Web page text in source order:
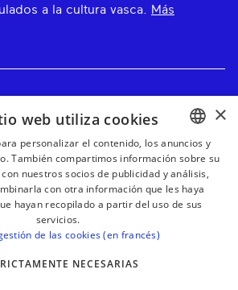
a la cultura vasca. Más
BOLETINES!
Suscribirse
BASQUE
FRENCH
×
web utiliza cookies
personalizar el contenido, los anuncios y
También compartimos información sobre su
nuestros socios de publicidad y análisis,
con otra información que les haya
hayan recopilado a partir del uso de sus
servicios.
de las cookies (en francés)
NECESARIAS